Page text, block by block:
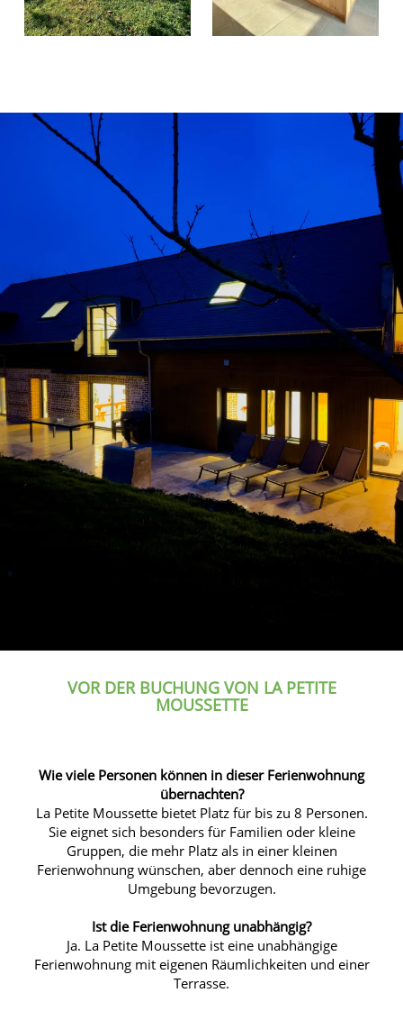
VOR DER BUCHUNG VON LA PETITE
MOUSSETTE
Wie viele Personen können in dieser Ferienwohnung
übernachten?
La Petite Moussette bietet Platz für bis zu 8 Personen.
Sie eignet sich besonders für Familien oder kleine
Gruppen, die mehr Platz als in einer kleinen
Ferienwohnung wünschen, aber dennoch eine ruhige
Umgebung bevorzugen.
Ist die Ferienwohnung unabhängig?
Ja. La Petite Moussette ist eine unabhängige
Ferienwohnung mit eigenen Räumlichkeiten und einer
Terrasse.